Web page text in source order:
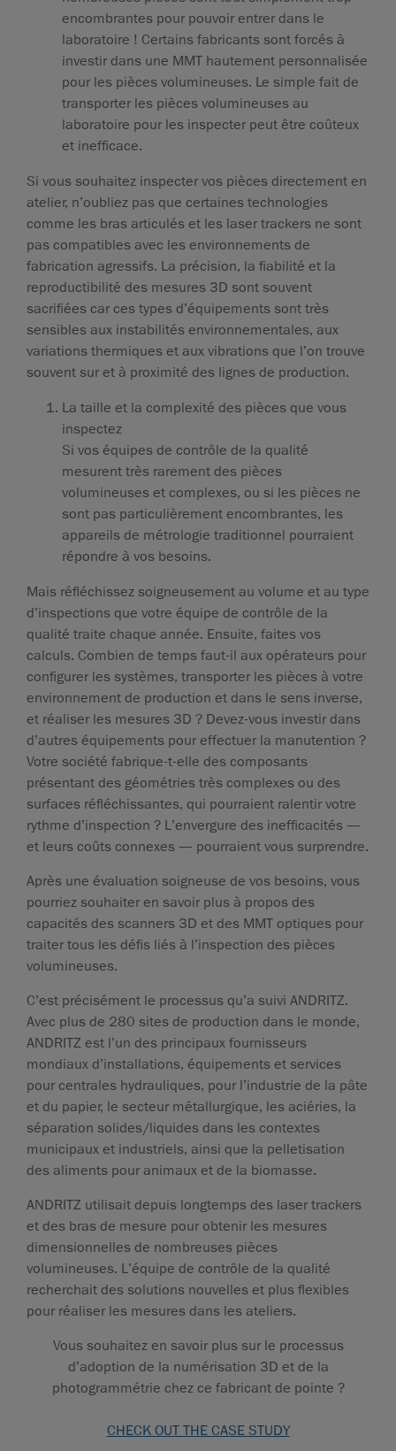
encombrantes pour pouvoir entrer dans le
laboratoire ! Certains fabricants sont forcés à
investir dans une MMT hautement personnalisée
pour les pièces volumineuses. Le simple fait de
transporter les pièces volumineuses au
laboratoire pour les inspecter peut être coûteux
et inefficace.
Si vous souhaitez inspecter vos pièces directement en
atelier, n’oubliez pas que certaines technologies
comme les bras articulés et les laser trackers ne sont
pas compatibles avec les environnements de
fabrication agressifs. La précision, la fiabilité et la
reproductibilité des mesures 3D sont souvent
sacrifiées car ces types d’équipements sont très
sensibles aux instabilités environnementales, aux
variations thermiques et aux vibrations que l’on trouve
souvent sur et à proximité des lignes de production.
La taille et la complexité des pièces que vous
inspectez
Si vos équipes de contrôle de la qualité
mesurent très rarement des pièces
volumineuses et complexes, ou si les pièces ne
sont pas particulièrement encombrantes, les
appareils de métrologie traditionnel pourraient
répondre à vos besoins.
Mais réfléchissez soigneusement au volume et au type
d’inspections que votre équipe de contrôle de la
qualité traite chaque année. Ensuite, faites vos
calculs. Combien de temps faut-il aux opérateurs pour
configurer les systèmes, transporter les pièces à votre
environnement de production et dans le sens inverse,
et réaliser les mesures 3D ? Devez-vous investir dans
d’autres équipements pour effectuer la manutention ?
Votre société fabrique-t-elle des composants
présentant des géométries très complexes ou des
surfaces réfléchissantes, qui pourraient ralentir votre
rythme d’inspection ? L’envergure des inefficacités —
et leurs coûts connexes — pourraient vous surprendre.
Après une évaluation soigneuse de vos besoins, vous
pourriez souhaiter en savoir plus à propos des
capacités des scanners 3D et des MMT optiques pour
traiter tous les défis liés à l’inspection des pièces
volumineuses.
C’est précisément le processus qu’a suivi ANDRITZ.
Avec plus de 280 sites de production dans le monde,
ANDRITZ est l’un des principaux fournisseurs
mondiaux d’installations, équipements et services
pour centrales hydrauliques, pour l’industrie de la pâte
et du papier, le secteur métallurgique, les aciéries, la
séparation solides/liquides dans les contextes
municipaux et industriels, ainsi que la pelletisation
des aliments pour animaux et de la biomasse.
ANDRITZ utilisait depuis longtemps des laser trackers
et des bras de mesure pour obtenir les mesures
dimensionnelles de nombreuses pièces
volumineuses. L’équipe de contrôle de la qualité
recherchait des solutions nouvelles et plus flexibles
pour réaliser les mesures dans les ateliers.
Vous souhaitez en savoir plus sur le processus
d’adoption de la numérisation 3D et de la
photogrammétrie chez ce fabricant de pointe ?
CHECK OUT THE CASE STUDY